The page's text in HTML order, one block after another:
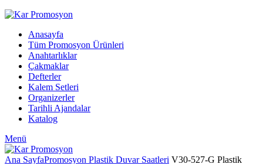
Anasayfa
Tüm Promosyon Ürünleri
Anahtarlıklar
Çakmaklar
Defterler
Kalem Setleri
Organizerler
Tarihli Ajandalar
Katalog
Menü
Ana SayfaPromosyon Plastik Duvar Saatleri V30-527-G Plastik